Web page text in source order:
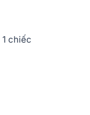
1 chiếc